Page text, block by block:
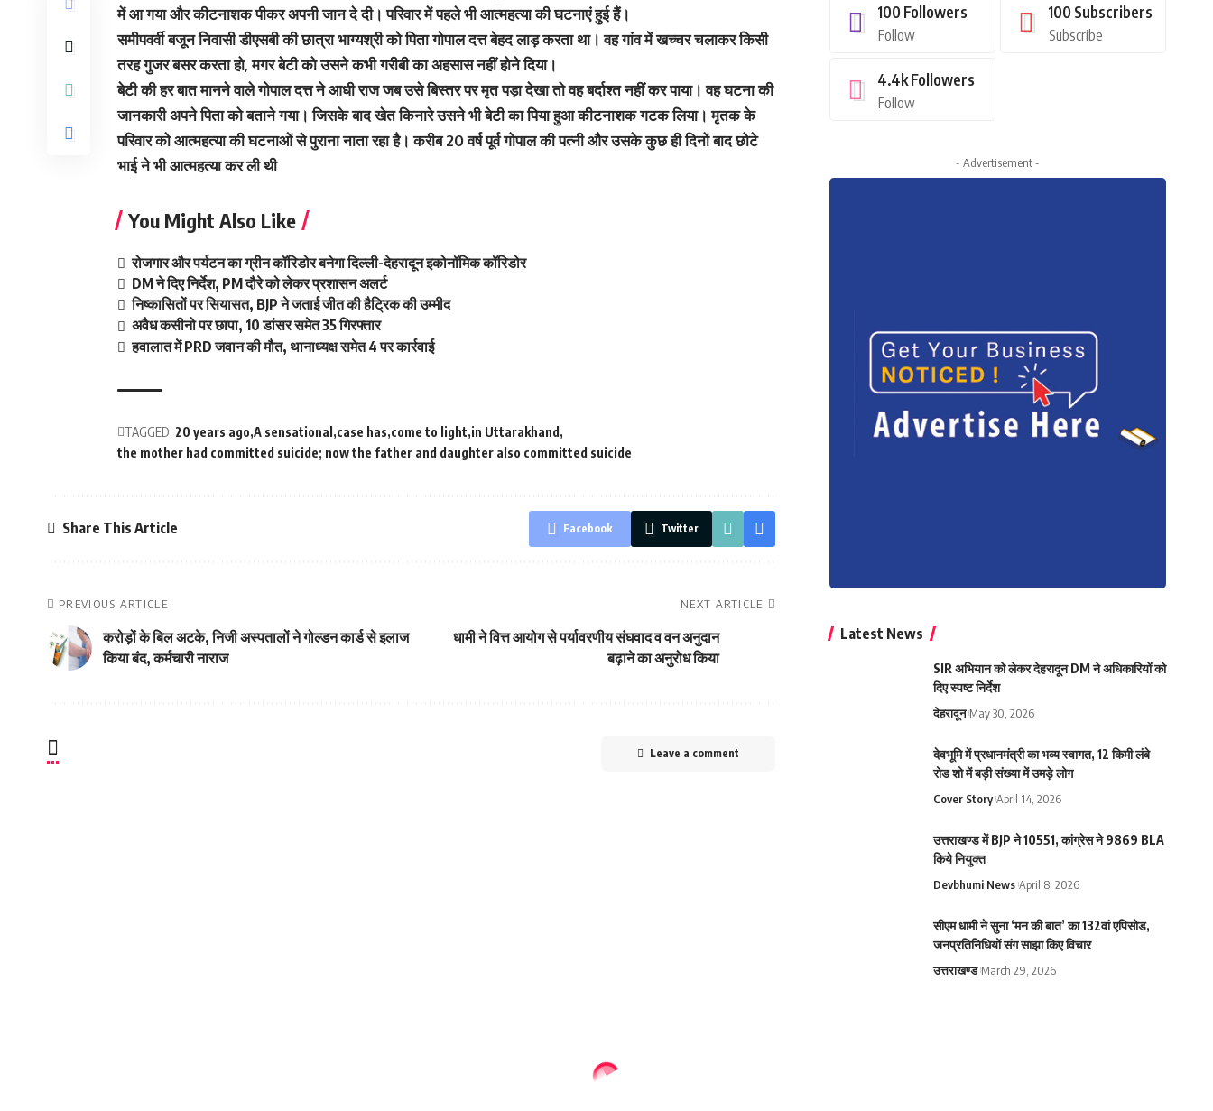
में आ गया और कीटनाशक पीकर अपनी जान दे दी। परिवार में पहले भी आत्महत्या की घटनाएं हुई हैं।
समीपवर्वी बजून निवासी डीएसबी की छात्रा भाग्यश्री को पिता गोपाल दत्त बेहद लाड़ करता था। वह गांव में खच्चर चलाकर किसी
तरह गुजर बसर करता हो, मगर बेटी को उसने कभी गरीबी का अहसास नहीं होने दिया।
बेटी की हर बात मानने वाले गोपाल दत्त ने आधी राज जब उसे बिस्तर पर मृत पड़ा देखा तो वह बर्दाश्त नहीं कर पाया। वह घटना की
जानकारी अपने पिता को बताने गया। जिसके बाद खेत किनारे उसने भी बेटी का पिया हुआ कीटनाशक गटक लिया। मृतक के
परिवार को आत्महत्या की घटनाओं से पुराना नाता रहा है। करीब 20 वर्ष पूर्व गोपाल की पत्नी और उसके कुछ ही दिनों बाद छोटे
भाई ने भी आत्महत्या कर ली थी
You Might Also Like
रोजगार और पर्यटन का ग्रीन कॉरिडोर बनेगा दिल्ली-देहरादून इकोनॉमिक कॉरिडोर
DM ने दिए निर्देश, PM दौरे को लेकर प्रशासन अलर्ट
निष्कासितों पर सियासत, BJP ने जताई जीत की हैट्रिक की उम्मीद
अवैध कसीनो पर छापा, 10 डांसर समेत 35 गिरफ्तार
हवालात में PRD जवान की मौत, थानाध्यक्ष समेत 4 पर कार्रवाई
TAGGED: 20 years ago A sensational case has come to light in Uttarakhand
the mother had committed suicide; now the father and daughter also committed suicide
Share This Article Facebook Twitter
PREVIOUS ARTICLE
करोड़ों के बिल अटके, निजी अस्पतालों ने गोल्डन कार्ड से इलाज
किया बंद, कर्मचारी नाराज
NEXT ARTICLE
धामी ने वित्त आयोग से पर्यावरणीय संघवाद व वन अनुदान
बढ़ाने का अनुरोध किया
Leave a comment
100 Followers
Follow
100 Subscribers
Subscribe
4.4kFollowers
Follow
- Advertisement -
Latest News
SIR अभियान को लेकर देहरादून DM ने अधिकारियों को
दिए स्पष्ट निर्देश
देहरादून May 30, 2026
देवभूमि में प्रधानमंत्री का भव्य स्वागत, 12 किमी लंबे
रोड शो में बड़ी संख्या में उमड़े लोग
Cover Story April 14, 2026
उत्तराखण्ड में BJP ने 10551, कांग्रेस ने 9869 BLA
किये नियुक्त
Devbhumi News April 8, 2026
सीएम धामी ने सुना ‘मन की बात’ का 132वां एपिसोड,
जनप्रतिनिधियों संग साझा किए विचार
उत्तराखण्ड March 29, 2026